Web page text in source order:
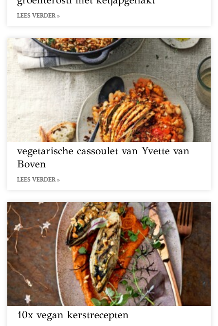
LEES VERDER »
vegetarische cassoulet van Yvette van
Boven
LEES VERDER »
10x vegan kerstrecepten